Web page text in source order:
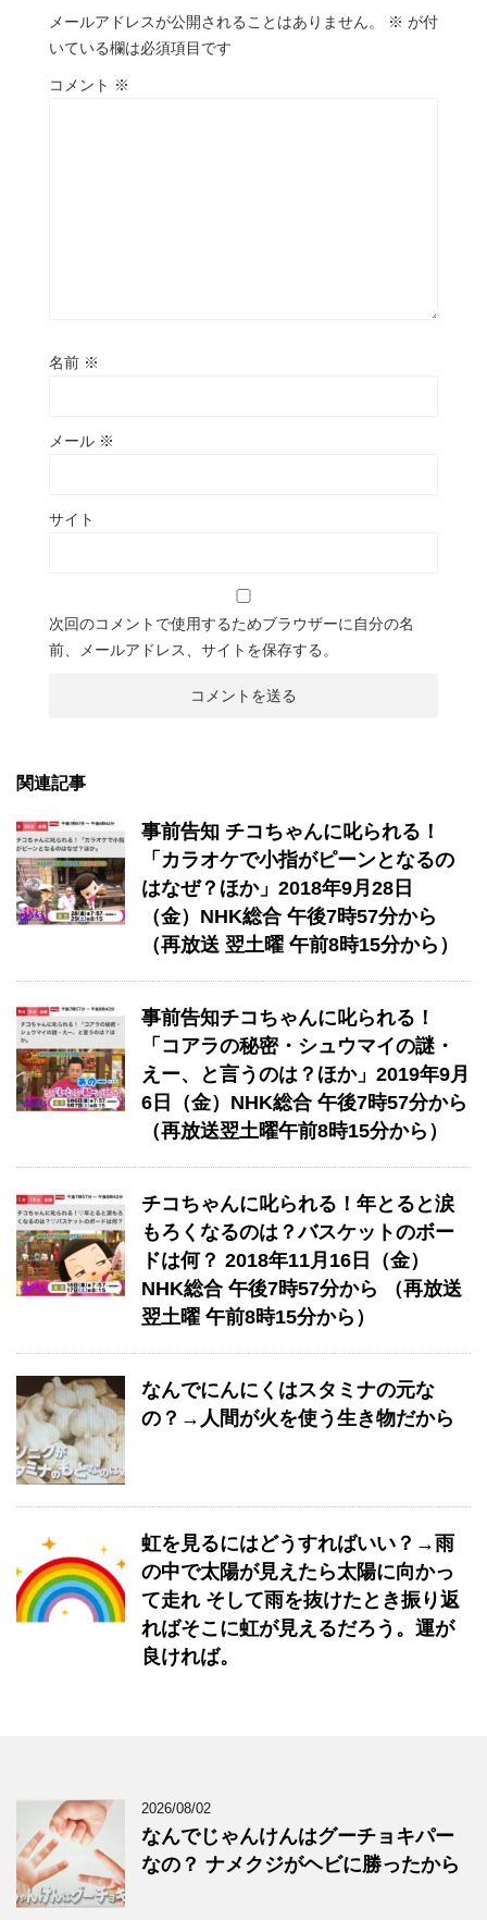
メールアドレスが公開されることはありません。 ※ が付
いている欄は必須項目です
コメント ※
名前 ※
メール ※
サイト
次回のコメントで使用するためブラウザーに自分の名
前、メールアドレス、サイトを保存する。
関連記事
事前告知 チコちゃんに叱られる！
「カラオケで小指がピーンとなるの
はなぜ？ほか」2018年9月28日
（金）NHK総合 午後7時57分から
（再放送 翌土曜 午前8時15分から）
事前告知チコちゃんに叱られる！
「コアラの秘密・シュウマイの謎・
えー、と言うのは？ほか」2019年9月
6日（金）NHK総合 午後7時57分から
（再放送翌土曜午前8時15分から）
チコちゃんに叱られる！年とると涙
もろくなるのは？バスケットのボー
ドは何？ 2018年11月16日（金）
NHK総合 午後7時57分から （再放送
翌土曜 午前8時15分から）
なんでにんにくはスタミナの元な
の？→人間が火を使う生き物だから
虹を見るにはどうすればいい？→雨
の中で太陽が見えたら太陽に向かっ
て走れ そして雨を抜けたとき振り返
ればそこに虹が見えるだろう。運が
良ければ。
2026/08/02
なんでじゃんけんはグーチョキパー
なの？ ナメクジがヘビに勝ったから